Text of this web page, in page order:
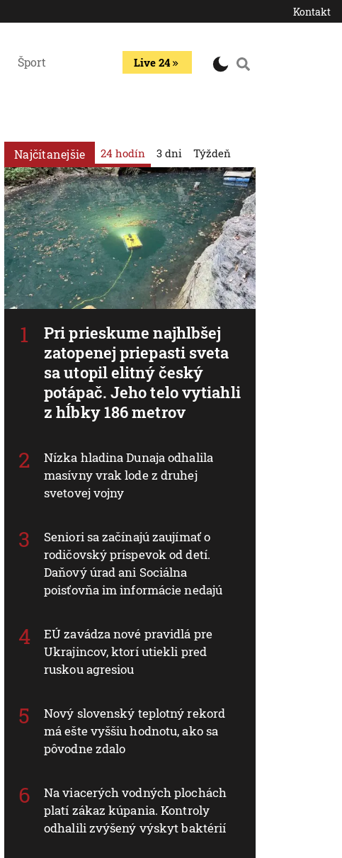
Kontakt
Šport Live 24
Najčítanejšie 24 hodín
Pri prieskume najhlbšej
zatopenej priepasti sveta
sa utopil elitný český
potápač. Jeho telo vytiahli
z hĺbky 186 metrov
Nízka hladina Dunaja odhalila
masívny vrak lode z druhej
svetovej vojny
Seniori sa začínajú zaujímať o
rodičovský príspevok od detí.
Daňový úrad ani Sociálna
poisťovňa im informácie nedajú
EÚ zavádza nové pravidlá pre
Ukrajincov, ktorí utiekli pred
ruskou agresiou
Nový slovenský teplotný rekord
má ešte vyššiu hodnotu, ako sa
pôvodne zdalo
Na viacerých vodných plochách
platí zákaz kúpania. Kontroly
odhalili zvýšený výskyt baktérií
3 dni Týždeň